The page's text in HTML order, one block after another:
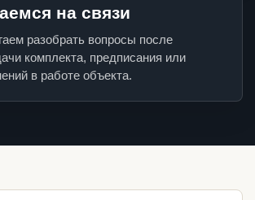
на связи
разобрать вопросы после
комплекта, предписания или
в работе объекта.